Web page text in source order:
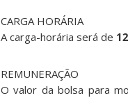
CARGA HORÁRIA
A carga-horária será de
REMUNERAÇÃO
O valor da bolsa para